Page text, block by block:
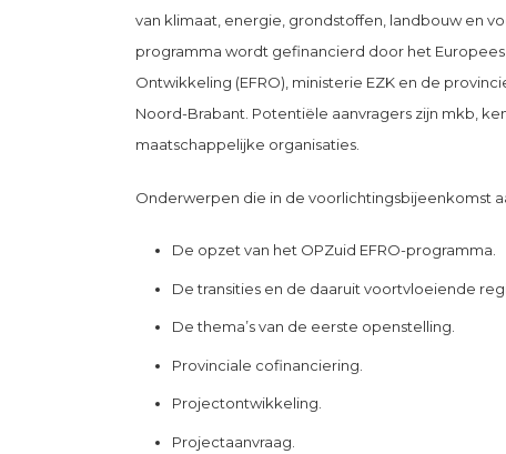
van klimaat, energie, grondstoffen, landbouw en
programma wordt gefinancierd door het
Ontwikkeling (EFRO), ministerie EZK en de
Noord-Brabant. Potentiële aanvragers zijn mkb,
maatschappelijke organisaties.
Onderwerpen die in de voorlichtingsbijeenkomst
De opzet van het OPZuid EFRO-programma.
De transities en de daaruit voortvloeiende
De thema’s van de eerste openstelling.
Provinciale cofinanciering.
Projectontwikkeling.
Projectaanvraag.